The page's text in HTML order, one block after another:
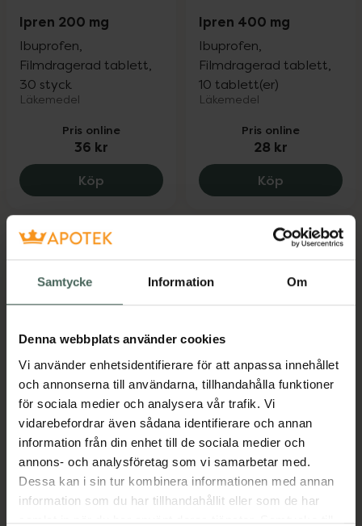
Samtycke Information Om
Denna webbplats använder cookies
Vi använder enhetsidentifierare för att anpassa innehållet
och annonserna till användarna, tillhandahålla funktioner
för sociala medier och analysera vår trafik. Vi
vidarebefordrar även sådana identifierare och annan
information från din enhet till de sociala medier och
annons- och analysföretag som vi samarbetar med.
Dessa kan i sin tur kombinera informationen med annan
information som du har tillhandahållit eller som de har
samlat in när du har använt deras tjänster. Samtycke till
Ipren 200 mg
Ibuprofen,
Filmdragerad tablett,
30 styck
Läkemedel
Pris online
36 kr
Köp Ipren 200 mg, 36 kr.
Ipren 400 mg
Ibuprofen,
Filmdragerad tablett,
10 tablett(er)
Läkemedel
Pris online
28 kr
Köp Ipren 400
Ormsalva Insane
Liniment, 50 ml
Pris online
189 kr
KöpOrmsalva Insane, 189 kr.
Treo 500 mg/50 mg
Acetylsalicylsyra,
kombinationer exkl.
neurolept...
Läkemedel
Pris online
59 kr
KöpTreo 500